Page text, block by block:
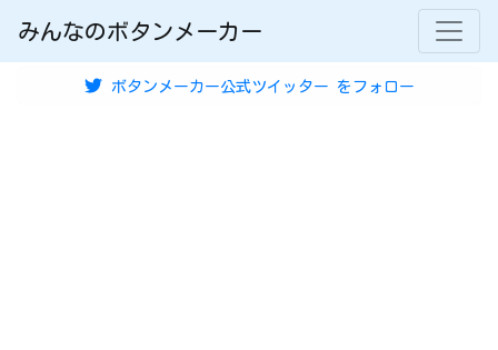
みんなのボタンメーカー
ボタンメーカー公式ツイッター をフォロー